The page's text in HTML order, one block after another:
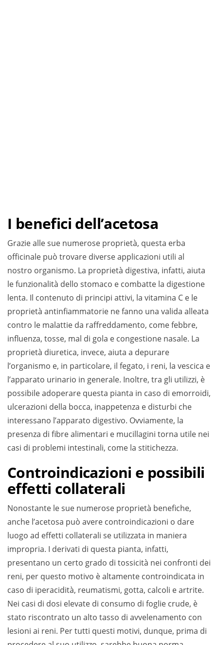
I benefici dell’acetosa
Grazie alle sue numerose proprietà, questa erba
officinale può trovare diverse applicazioni utili al
nostro organismo. La proprietà digestiva, infatti, aiuta
le funzionalità dello stomaco e combatte la digestione
lenta. Il contenuto di principi attivi, la vitamina C e le
proprietà antinfiammatorie ne fanno una valida alleata
contro le malattie da raffreddamento, come febbre,
influenza, tosse, mal di gola e congestione nasale. La
proprietà diuretica, invece, aiuta a depurare
l’organismo e, in particolare, il fegato, i reni, la vescica e
l’apparato urinario in generale. Inoltre, tra gli utilizzi, è
possibile adoperare questa pianta in caso di emorroidi,
ulcerazioni della bocca, inappetenza e disturbi che
interessano l’apparato digestivo. Ovviamente, la
presenza di fibre alimentari e mucillagini torna utile nei
casi di problemi intestinali, come la stitichezza.
Controindicazioni e possibili
effetti collaterali
Nonostante le sue numerose proprietà benefiche,
anche l’acetosa può avere controindicazioni o dare
luogo ad effetti collaterali se utilizzata in maniera
impropria. I derivati di questa pianta, infatti,
presentano un certo grado di tossicità nei confronti dei
reni, per questo motivo è altamente controindicata in
caso di iperacidità, reumatismi, gotta, calcoli e artrite.
Nei casi di dosi elevate di consumo di foglie crude, è
stato riscontrato un alto tasso di avvelenamento con
lesioni ai reni. Per tutti questi motivi, dunque, prima di